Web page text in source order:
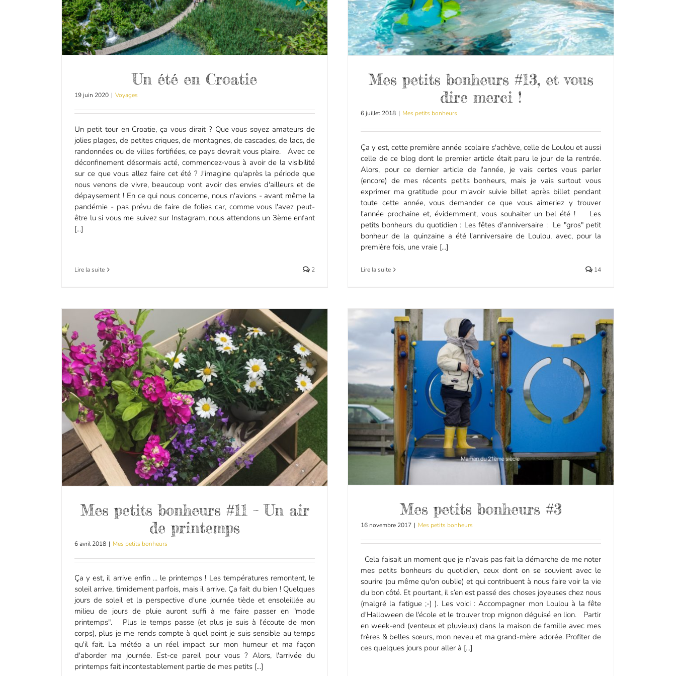
Un été en Croatie
19 juin 2020 | Voyages
Un petit tour en Croatie, ça vous dirait ? Que vous soyez amateurs de
jolies plages, de petites criques, de montagnes, de cascades, de lacs, de
randonnées ou de villes fortifiées, ce pays devrait vous plaire. Avec ce
déconfinement désormais acté, commencez-vous à avoir de la visibilité
sur ce que vous allez faire cet été ? J'imagine qu'après la période que
nous venons de vivre, beaucoup vont avoir des envies d'ailleurs et de
dépaysement ! En ce qui nous concerne, nous n'avions - avant même la
pandémie - pas prévu de faire de folies car, comme vous l'avez peut-
être lu si vous me suivez sur Instagram, nous attendons un 3ème enfant
[...]
Lire la suite 2
Mes petits bonheurs #13, et vous
dire merci !
6 juillet 2018 | Mes petits bonheurs
Ça y est, cette première année scolaire s'achève, celle de Loulou et aussi
celle de ce blog dont le premier article était paru le jour de la rentrée.
Alors, pour ce dernier article de l'année, je vais certes vous parler
(encore) de mes récents petits bonheurs, mais je vais surtout vous
exprimer ma gratitude pour m'avoir suivie billet après billet pendant
toute cette année, vous demander ce que vous aimeriez y trouver
l'année prochaine et, évidemment, vous souhaiter un bel été ! Les
petits bonheurs du quotidien : Les fêtes d'anniversaire : Le "gros" petit
bonheur de la quinzaine a été l'anniversaire de Loulou, avec, pour la
première fois, une vraie [...]
Lire la suite 14
Mes petits bonheurs #11 – Un air
de printemps
6 avril 2018 | Mes petits bonheurs
Ça y est, il arrive enfin ... le printemps ! Les températures remontent, le
soleil arrive, timidement parfois, mais il arrive. Ça fait du bien ! Quelques
jours de soleil et la perspective d'une journée tiède et ensoleillée au
milieu de jours de pluie auront suffi à me faire passer en "mode
printemps". Plus le temps passe (et plus je suis à l'écoute de mon
corps), plus je me rends compte à quel point je suis sensible au temps
qu'il fait. La météo a un réel impact sur mon humeur et ma façon
d'aborder ma journée. Est-ce pareil pour vous ? Alors, l'arrivée du
printemps fait incontestablement partie de mes petits [...]
Mes petits bonheurs #3
16 novembre 2017 | Mes petits bonheurs
Cela faisait un moment que je n’avais pas fait la démarche de me noter
mes petits bonheurs du quotidien, ceux dont on se souvient avec le
sourire (ou même qu'on oublie) et qui contribuent à nous faire voir la vie
du bon côté. Et pourtant, il s’en est passé des choses joyeuses chez nous
(malgré la fatigue ;-) ). Les voici : Accompagner mon Loulou à la fête
d'Halloween de l'école et le trouver trop mignon déguisé en lion. Partir
en week-end (venteux et pluvieux) dans la maison de famille avec mes
frères & belles sœurs, mon neveu et ma grand-mère adorée. Profiter de
ces quelques jours pour aller à [...]